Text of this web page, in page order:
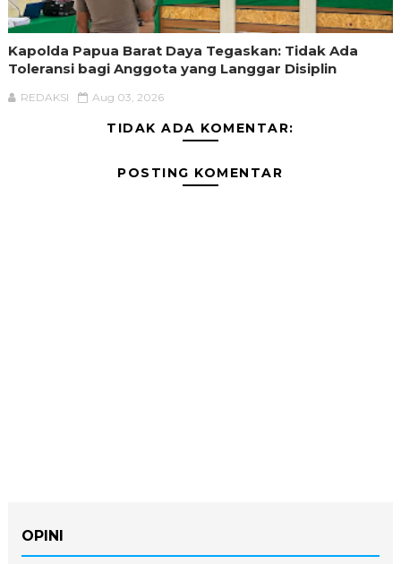
Kapolda Papua Barat Daya Tegaskan: Tidak Ada
Toleransi bagi Anggota yang Langgar Disiplin
REDAKSI Aug 03, 2026
TIDAK ADA KOMENTAR:
POSTING KOMENTAR
OPINI